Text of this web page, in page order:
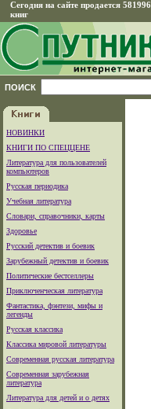
Сегодня на сайте продается 581996
книг
ПОИСК
НОВИНКИ
КНИГИ ПО СПЕЦЦЕНЕ
Литература для пользователей
компьютеров
Русская периодика
Учебная литература
Словари, справочники, карты
Здоровье
Русский детектив и боевик
Зарубежный детектив и боевик
Политические бестселлеры
Приключенческая литература
Фантастика, фэнтези, мифы и
легенды
Русская классика
Классика мировой литературы
Современная русская литература
Современная зарубежная
литература
Литература для детей и о детях